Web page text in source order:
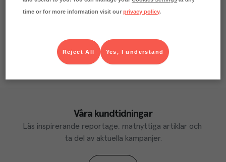
Våra kundtidningar
Läs inspirerande reportage, matnyttiga artiklar och
ta del av aktuella kampanjer.
time or for more information visit ourprivacy policy.
Yes, I understand
Reject All